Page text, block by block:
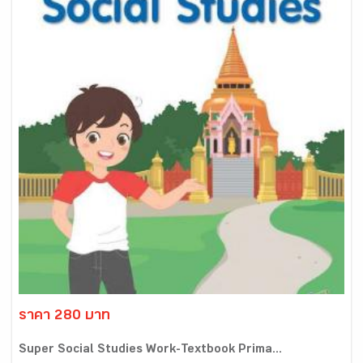
ราคา 280 บาท
Super Social Studies Work-Textbook Prima...